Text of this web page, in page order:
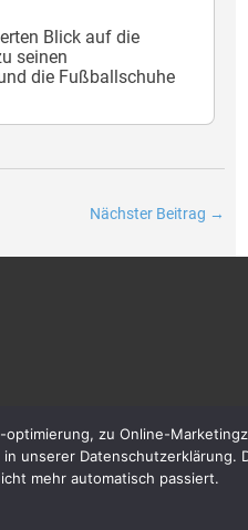
Blick auf die
seinen
die Fußballschuhe
Nächster Beitrag →
Durch die Weiterleitung zu den
zu Online-
unserer Datenschutzerklärung.
mehr automatisch passiert.